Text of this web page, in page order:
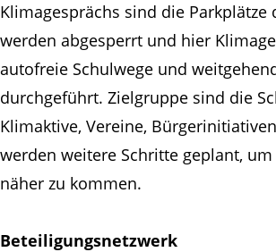
Klimagesprächs sind die Parkplätze
werden abgesperrt und hier
autofreie Schulwege und
durchgeführt. Zielgruppe sind die
Klimaktive, Vereine,
werden weitere Schritte geplant,
näher zu kommen.
Beteiligungsnetzwerk